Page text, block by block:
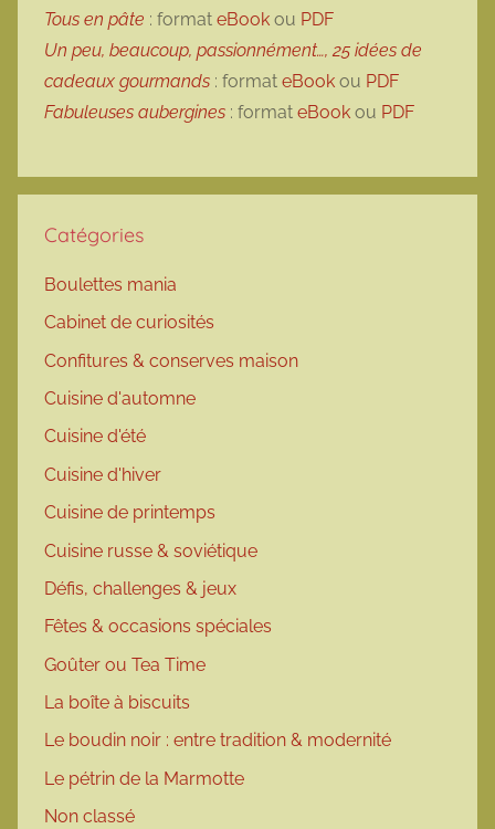
Tous en pâte : format eBook ou PDF
Un peu, beaucoup, passionnément…, 25 idées de
cadeaux gourmands : format eBook ou PDF
Fabuleuses aubergines : format eBook ou PDF
Catégories
Boulettes mania
Cabinet de curiosités
Confitures & conserves maison
Cuisine d'automne
Cuisine d'été
Cuisine d'hiver
Cuisine de printemps
Cuisine russe & soviétique
Défis, challenges & jeux
Fêtes & occasions spéciales
Goûter ou Tea Time
La boîte à biscuits
Le boudin noir : entre tradition & modernité
Le pétrin de la Marmotte
Non classé